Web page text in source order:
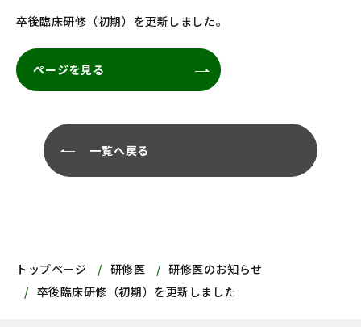
卒後臨床研修（初期）を更新しました。
ページを見る
一覧へ戻る
トップページ 研修医
研修医のお知らせ
卒後臨床研修（初期）を更新しました